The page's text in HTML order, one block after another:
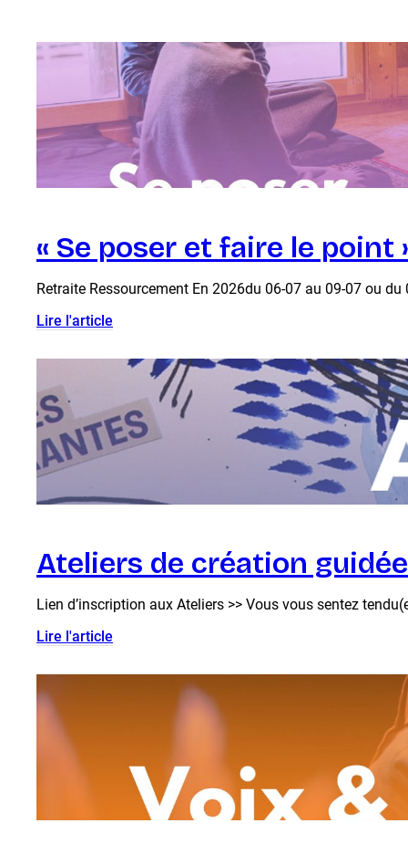
« Se poser et faire le point
Retraite Ressourcement En 2026du 06-07 au 09-07 ou
Lire l'article
Ateliers de création
Lien d’inscription aux Ateliers >> Vous vous sentez
Lire l'article